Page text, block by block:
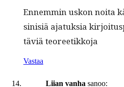
Ennem­min uskon noi­ta
sin­isiä ajatuk­sia
täviä teoreetikkoja
Vastaa
Liian vanha sanoo: